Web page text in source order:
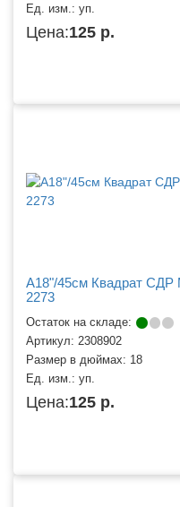
Ед. изм.: уп.
Цена:125 р.
A18"/45см Квадрат СДР
2273
Остаток на складе:
Артикул: 2308902
Размер в дюймах: 18
Ед. изм.: уп.
Цена:125 р.